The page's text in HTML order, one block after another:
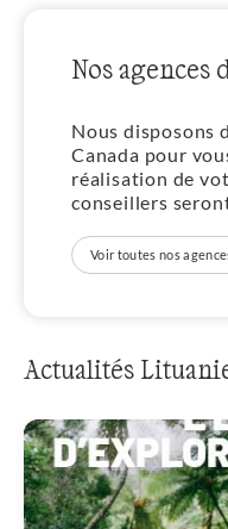
Nos agences
Nous disposons
Canada pour
réalisation de
conseillers
Voir toutes nos
Actualités